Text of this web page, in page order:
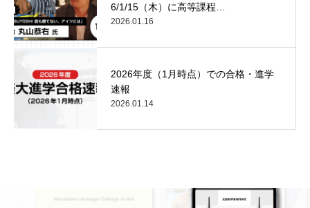
6/1/15（木）に高等課程…
2026.01.16
2026年度（1月時点）での合格・進学
速報
2026.01.14